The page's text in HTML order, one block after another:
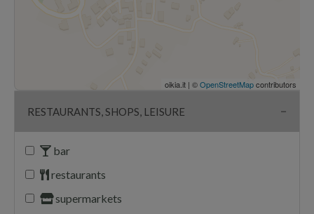
oikia.it | ©OpenStreetMapcontributors
RESTAURANTS, SHOPS, LEISURE
bar
restaurants
supermarkets